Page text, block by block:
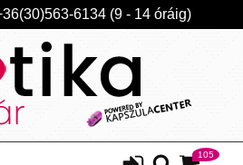
6134 (9 - 14 óráig)
105